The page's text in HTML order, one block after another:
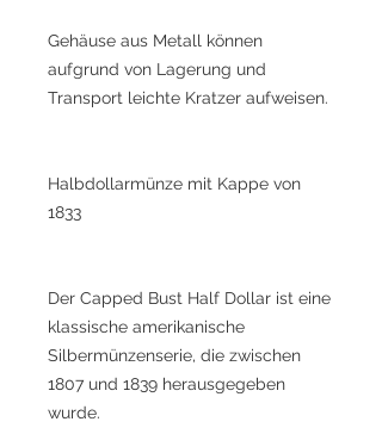
Gehäuse aus Metall können
aufgrund von Lagerung und
Transport leichte Kratzer aufweisen.
Halbdollarmünze mit Kappe von
1833
Der Capped Bust Half Dollar ist eine
klassische amerikanische
Silbermünzenserie, die zwischen
1807 und 1839 herausgegeben
wurde.